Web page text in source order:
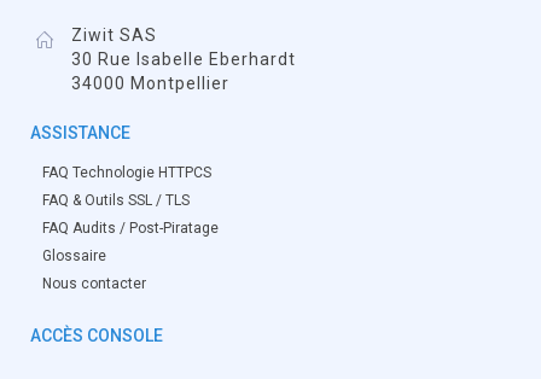
Ziwit SAS
30 Rue Isabelle Eberhardt
34000 Montpellier
ASSISTANCE
FAQ Technologie HTTPCS
FAQ & Outils SSL / TLS
FAQ Audits / Post-Piratage
Glossaire
Nous contacter
ACCÈS CONSOLE